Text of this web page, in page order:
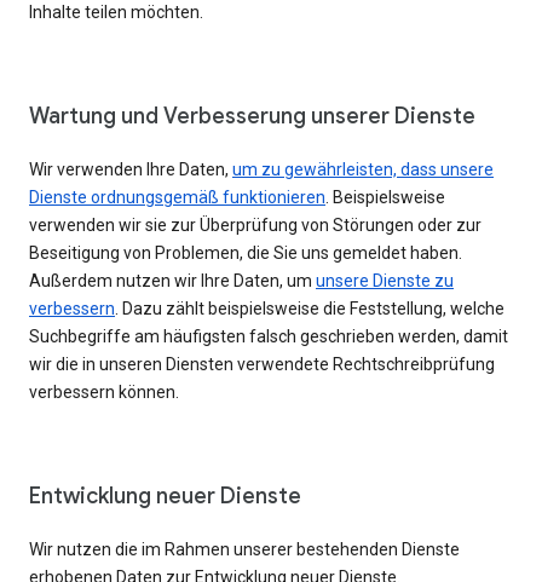
Inhalte teilen möchten.
Wartung und Verbesserung unserer Dienste
Wir verwenden Ihre Daten, um zu gewährleisten, dass unsere
Dienste ordnungsgemäß funktionieren . Beispielsweise
verwenden wir sie zur Überprüfung von Störungen oder zur
Beseitigung von Problemen, die Sie uns gemeldet haben.
Außerdem nutzen wir Ihre Daten, um unsere Dienste zu
verbessern . Dazu zählt beispielsweise die Feststellung, welche
Suchbegriffe am häufigsten falsch geschrieben werden, damit
wir die in unseren Diensten verwendete Rechtschreibprüfung
verbessern können.
Entwicklung neuer Dienste
Wir nutzen die im Rahmen unserer bestehenden Dienste
erhobenen Daten zur Entwicklung neuer Dienste.